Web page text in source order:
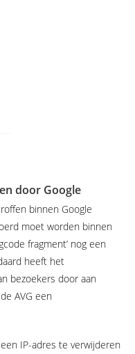
door Google
binnen Google
moet worden binnen
fragment’ nog een
heeft het
bezoekers door aan
AVG een
IP-adres te verwijderen